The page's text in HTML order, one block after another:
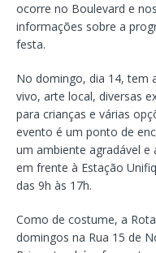
ocorre no Boulevard e
informações sobre a
festa.
No domingo, dia 14, tem
vivo, arte local, diversas
para crianças e várias
evento é um ponto de
um ambiente agradável e
em frente à Estação
das 9h às 17h.
Como de costume, a
domingos na Rua 15 de